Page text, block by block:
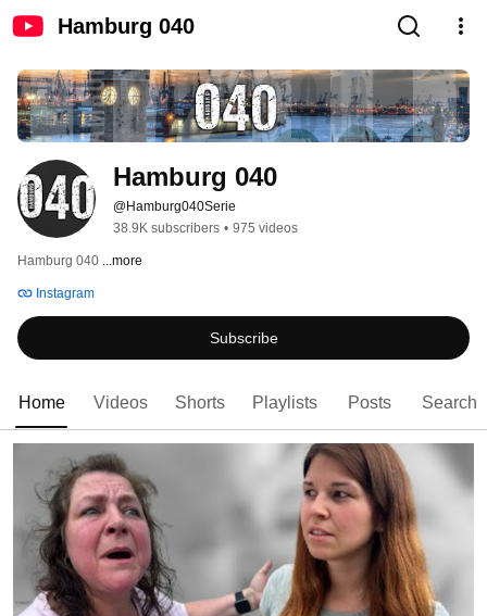
Hamburg 040
Hamburg 040
@Hamburg040Serie
38.9K subscribers • 975 videos
Hamburg 040 ...more
Instagram
Subscribe
Home Videos Shorts Playlists Posts Search